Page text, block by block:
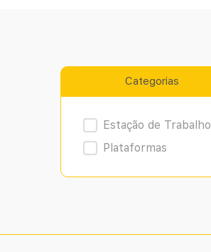
Categorias
Product Archive
Estação de Trabalho
Plataformas